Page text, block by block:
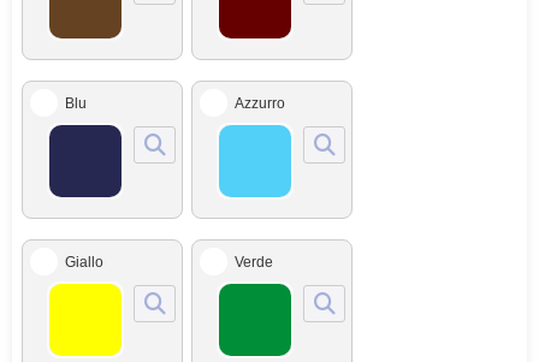
Blu Azzurro
Giallo Verde